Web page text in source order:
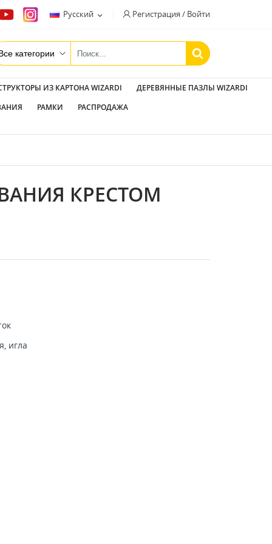
Русский  Регистрация / Войти
ИЗ КАРТОНА WIZARDI
ДЕРЕВЯННЫЕ ПАЗЛЫ WIZARDI
РАМКИ РАСПРОДАЖА
КРЕСТОМ
игла